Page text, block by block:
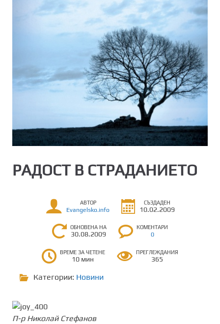
РАДОСТ В СТРАДАНИЕТО
АВТОР
Evangelsko.info
СЪЗДАДЕН
10.02.2009
ОБНОВЕНА НА
30.08.2009
КОМЕНТАРИ
0
ВРЕМЕ ЗА ЧЕТЕНЕ
10 мин
ПРЕГЛЕЖДАНИЯ
365
Категории: Новини
П-р Николай Стефанов